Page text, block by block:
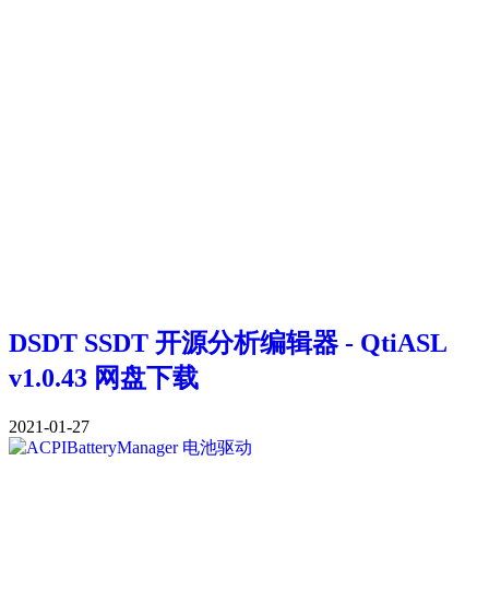
DSDT SSDT 开源分析编辑器 - QtiASL
v1.0.43 网盘下载
2021-01-27